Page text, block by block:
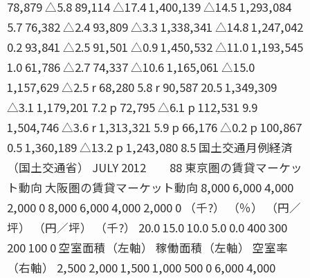
78,879 △5.8 89,114 △17.4 1,400,139 △14.5 1,293,084
5.7 76,382 △2.4 93,809 △3.3 1,338,341 △14.8 1,247,042
0.2 93,841 △2.5 91,501 △0.9 1,450,532 △11.0 1,193,545
1.0 61,786 △2.7 74,337 △10.6 1,165,061 △15.0
1,157,629 △2.5 r 68,280 5.8 r 90,587 20.5 1,349,309
△3.1 1,179,201 7.2 p 72,795 △6.1 p 112,531 9.9
1,504,746 △3.6 r 1,313,321 5.9 p 66,176 △0.2 p 100,867
0.5 1,360,189 △13.2 p 1,243,080 8.5 国土交通月例経済
（国土交通省） JULY 2012 88 東京圏の賃貸マーケッ
ト動向 大阪圏の賃貸マーケット動向 8,000 6,000 4,000
2,000 0 8,000 6,000 4,000 2,000 0 （千?） （％） （円／
坪） （円／坪） （千?） 20.0 15.0 10.0 5.0 0.0 400 300
200 100 0 空室面積（左軸） 稼働面積（左軸） 空室率
（右軸） 2,500 2,000 1,500 1,000 500 0 6,000 4,000